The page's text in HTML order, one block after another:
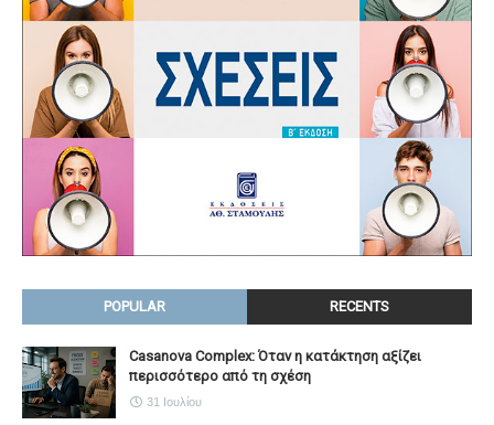
POPULAR RECENTS
Casanova Complex: Όταν η κατάκτηση αξίζει
περισσότερο από τη σχέση
31 Ιουλίου